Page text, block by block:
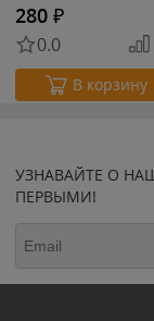
280 ₽
0.0
В корзину
УЗНАВАЙТЕ О
ПЕРВЫМИ!